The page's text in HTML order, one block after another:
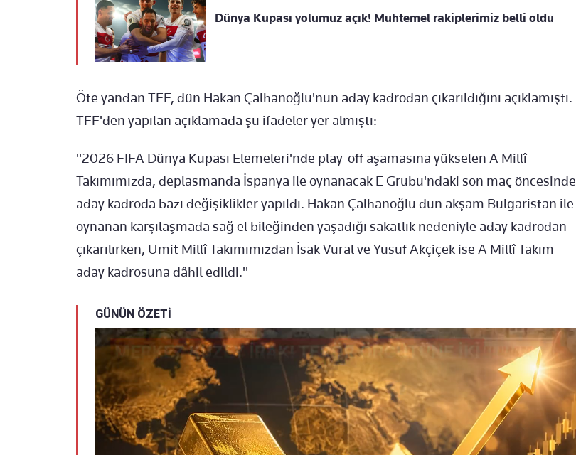
Dünya Kupası yolumuz açık! Muhtemel rakiplerimiz belli oldu
Öte yandan TFF, dün Hakan Çalhanoğlu'nun aday kadrodan çıkarıldığını açıklamıştı.
TFF'den yapılan açıklamada şu ifadeler yer almıştı:
"2026 FIFA Dünya Kupası Elemeleri'nde play-off aşamasına yükselen A Millî
Takımımızda, deplasmanda İspanya ile oynanacak E Grubu'ndaki son maç öncesinde
aday kadroda bazı değişiklikler yapıldı. Hakan Çalhanoğlu dün akşam Bulgaristan ile
oynanan karşılaşmada sağ el bileğinden yaşadığı sakatlık nedeniyle aday kadrodan
çıkarılırken, Ümit Millî Takımımızdan İsak Vural ve Yusuf Akçiçek ise A Millî Takım
aday kadrosuna dâhil edildi."
GÜNÜN ÖZETİ